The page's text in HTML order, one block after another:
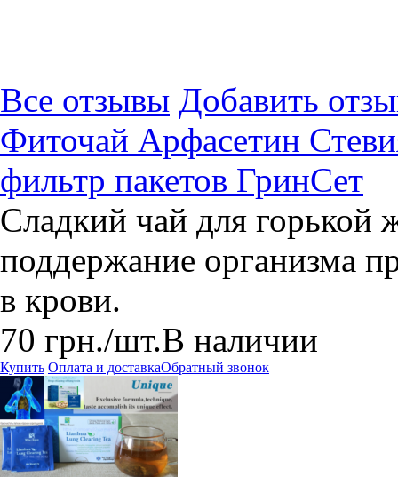
Все отзывы Добавить
Фиточай Арфасетин
фильтр пакетов ГринСет
Сладкий чай для горькой
поддержание организма
в крови.
70 грн./шт.В наличии
Купить Оплата и доставкаОбратный звонок